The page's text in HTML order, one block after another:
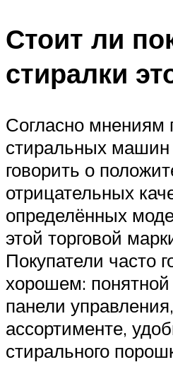
Стоит ли
стиралки
Согласно мнениям
стиральных
говорить о
отрицательных
определённых
этой торговой
Покупатели часто
хорошем: понятной
панели
ассортименте,
стирального